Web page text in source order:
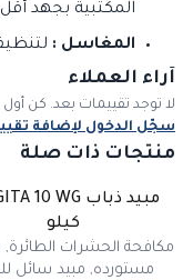
المكتبية بجهد
المغاسل :
آراء العملاء
لا توجد تقييمات بعد. كن
سجّل الدخول لإضافة
منتجات ذات صلة
كيلو
مكافحة الحشرات الطائرة,
مستورده, مبيد سائل